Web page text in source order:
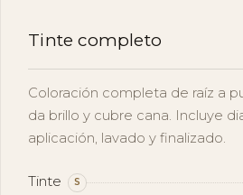
Tinte completo
Coloración completa de raíz a
da brillo y cubre cana. Incluye
aplicación, lavado y finalizado.
Tinte S